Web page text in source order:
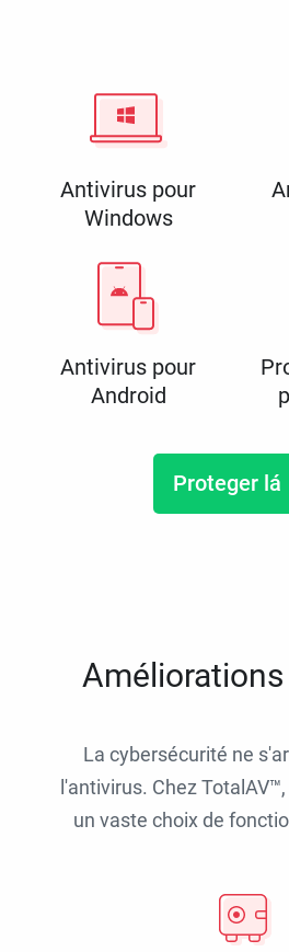
Antivirus pour
Windows
Antivirus pour
Android
Proteger lá
La cybersécurité ne
l'antivirus. Chez
un vaste choix de